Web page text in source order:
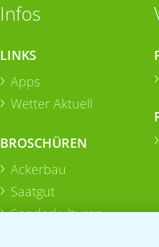
Infos
LINKS
Apps
Wetter Aktuell
BROSCHÜREN
Ackerbau
Saatgut
Sonderkulturen